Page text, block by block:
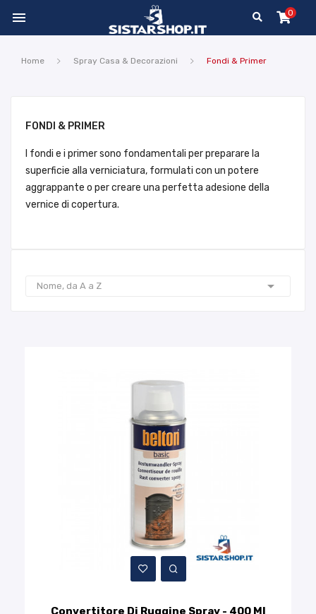
 0
Home Spray Casa & Decorazioni Fondi & Primer
FONDI & PRIMER
I fondi e i primer sono fondamentali per preparare la
superficie alla verniciatura, formulati con un potere
aggrappante o per creare una perfetta adesione della
vernice di copertura.
Nome, da A a Z 
Convertitore Di Ruggine Spray - 400 Ml